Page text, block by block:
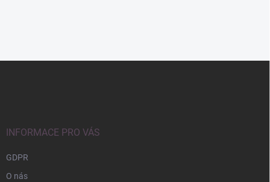
INFORMACE PRO VÁS
GDPR
O nás